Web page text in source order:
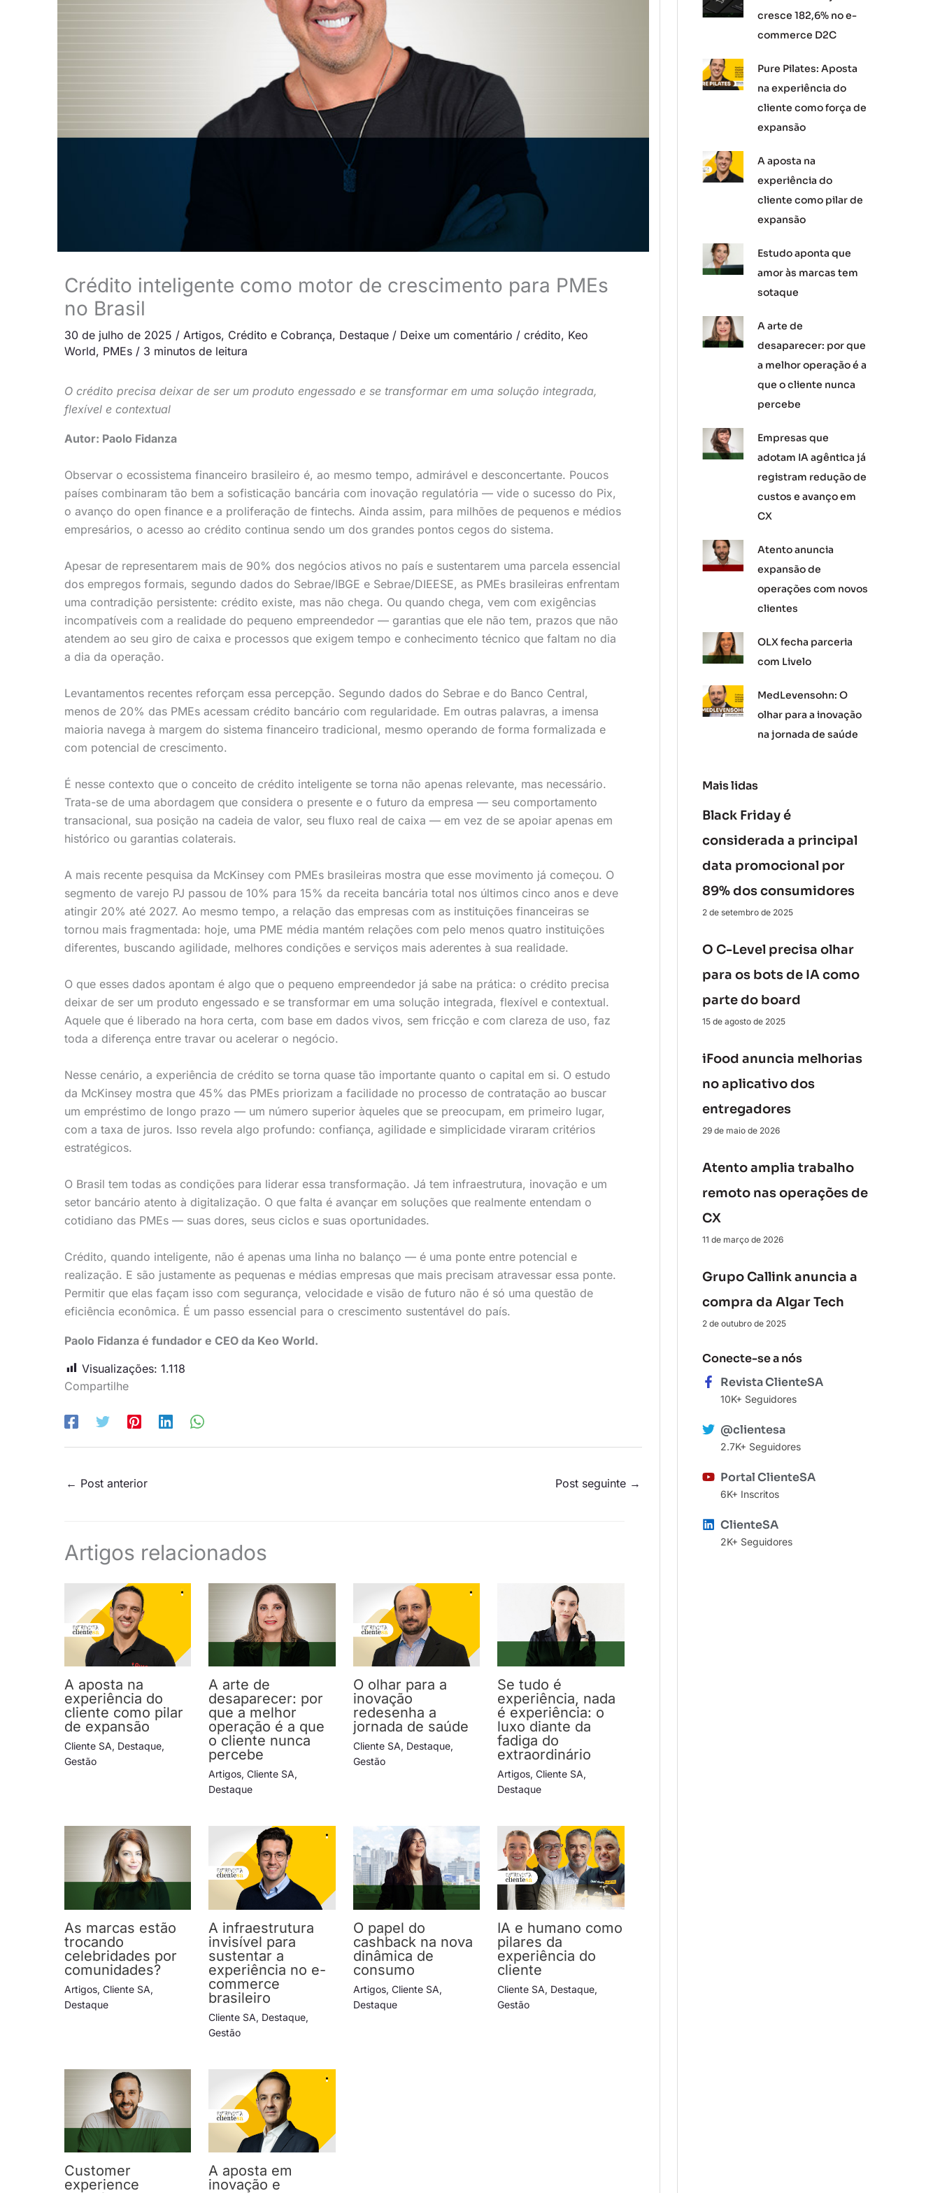
Crédito inteligente como motor de crescimento para PMEs
no Brasil
30 de julho de 2025 / Artigos, Crédito e Cobrança, Destaque / Deixe um comentário / crédito, Keo
World, PMEs / 3 minutos de leitura
O crédito precisa deixar de ser um produto engessado e se transformar em uma solução integrada,
flexível e contextual
Autor: Paolo Fidanza
Observar o ecossistema financeiro brasileiro é, ao mesmo tempo, admirável e desconcertante. Poucos
países combinaram tão bem a sofisticação bancária com inovação regulatória — vide o sucesso do Pix,
o avanço do open finance e a proliferação de fintechs. Ainda assim, para milhões de pequenos e médios
empresários, o acesso ao crédito continua sendo um dos grandes pontos cegos do sistema.
Apesar de representarem mais de 90% dos negócios ativos no país e sustentarem uma parcela essencial
dos empregos formais, segundo dados do Sebrae/IBGE e Sebrae/DIEESE, as PMEs brasileiras enfrentam
uma contradição persistente: crédito existe, mas não chega. Ou quando chega, vem com exigências
incompatíveis com a realidade do pequeno empreendedor — garantias que ele não tem, prazos que não
atendem ao seu giro de caixa e processos que exigem tempo e conhecimento técnico que faltam no dia
a dia da operação.
Levantamentos recentes reforçam essa percepção. Segundo dados do Sebrae e do Banco Central,
menos de 20% das PMEs acessam crédito bancário com regularidade. Em outras palavras, a imensa
maioria navega à margem do sistema financeiro tradicional, mesmo operando de forma formalizada e
com potencial de crescimento.
É nesse contexto que o conceito de crédito inteligente se torna não apenas relevante, mas necessário.
Trata-se de uma abordagem que considera o presente e o futuro da empresa — seu comportamento
transacional, sua posição na cadeia de valor, seu fluxo real de caixa — em vez de se apoiar apenas em
histórico ou garantias colaterais.
A mais recente pesquisa da McKinsey com PMEs brasileiras mostra que esse movimento já começou. O
segmento de varejo PJ passou de 10% para 15% da receita bancária total nos últimos cinco anos e deve
atingir 20% até 2027. Ao mesmo tempo, a relação das empresas com as instituições financeiras se
tornou mais fragmentada: hoje, uma PME média mantém relações com pelo menos quatro instituições
diferentes, buscando agilidade, melhores condições e serviços mais aderentes à sua realidade.
O que esses dados apontam é algo que o pequeno empreendedor já sabe na prática: o crédito precisa
deixar de ser um produto engessado e se transformar em uma solução integrada, flexível e contextual.
Aquele que é liberado na hora certa, com base em dados vivos, sem fricção e com clareza de uso, faz
toda a diferença entre travar ou acelerar o negócio.
Nesse cenário, a experiência de crédito se torna quase tão importante quanto o capital em si. O estudo
da McKinsey mostra que 45% das PMEs priorizam a facilidade no processo de contratação ao buscar
um empréstimo de longo prazo — um número superior àqueles que se preocupam, em primeiro lugar,
com a taxa de juros. Isso revela algo profundo: confiança, agilidade e simplicidade viraram critérios
estratégicos.
O Brasil tem todas as condições para liderar essa transformação. Já tem infraestrutura, inovação e um
setor bancário atento à digitalização. O que falta é avançar em soluções que realmente entendam o
cotidiano das PMEs — suas dores, seus ciclos e suas oportunidades.
Crédito, quando inteligente, não é apenas uma linha no balanço — é uma ponte entre potencial e
realização. E são justamente as pequenas e médias empresas que mais precisam atravessar essa ponte.
Permitir que elas façam isso com segurança, velocidade e visão de futuro não é só uma questão de
eficiência econômica. É um passo essencial para o crescimento sustentável do país.
Paolo Fidanza é fundador e CEO da Keo World.
Visualizações: 1.118
Compartilhe
← Post anterior Post seguinte →
Artigos relacionados
A aposta na
experiência do
cliente como pilar
de expansão
Cliente SA, Destaque,
Gestão
A arte de
desaparecer: por
que a melhor
operação é a que
o cliente nunca
percebe
Artigos,Cliente SA,
Destaque
O olhar para a
inovação
redesenha a
jornada de saúde
Cliente SA, Destaque,
Gestão
Se tudo é
experiência, nada
é experiência: o
luxo diante da
fadiga do
extraordinário
Artigos,Cliente SA,
Destaque
As marcas estão
trocando
celebridades por
comunidades?
Artigos, Cliente SA,
Destaque
A infraestrutura
invisível para
sustentar a
experiência no e-
commerce
brasileiro
Cliente SA, Destaque,
Gestão
O papel do
cashback na nova
dinâmica de
consumo
Artigos, Cliente SA,
Destaque
IA e humano como
pilares da
experiência do
cliente
Cliente SA, Destaque,
Gestão
Customer
experience
A aposta em
inovação e
cresce 182,6% no e-
commerce D2C
Pure Pilates: Aposta
na experiência do
cliente como força de
expansão
A aposta na
experiência do
cliente como pilar de
expansão
Estudo aponta que
amor às marcas tem
sotaque
A arte de
desaparecer: por que
a melhor operação é a
que o cliente nunca
percebe
Empresas que
adotam IA agêntica já
registram redução de
custos e avanço em
CX
Atento anuncia
expansão de
operações com novos
clientes
OLX fecha parceria
com Livelo
MedLevensohn: O
olhar para a inovação
na jornada de saúde
Mais lidas
Black Friday é
considerada a principal
data promocional por
89% dos consumidores
2 de setembro de 2025
O C-Level precisa olhar
para os bots de IA como
parte do board
15 de agosto de 2025
iFood anuncia melhorias
no aplicativo dos
entregadores
29 de maio de 2026
Atento amplia trabalho
remoto nas operações de
CX
11 de março de 2026
Grupo Callink anuncia a
compra da Algar Tech
2 de outubro de 2025
Conecte-se a nós
Revista ClienteSA
10K+ Seguidores
@clientesa
2.7K+ Seguidores
Portal ClienteSA
6K+ Inscritos
ClienteSA
2K+ Seguidores